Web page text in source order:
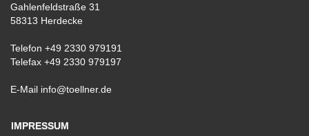
Gahlenfeldstraße 31
58313 Herdecke
Telefon +49 2330 979191
Telefax +49 2330 979197
E-Mail info@toellner.de
IMPRESSUM